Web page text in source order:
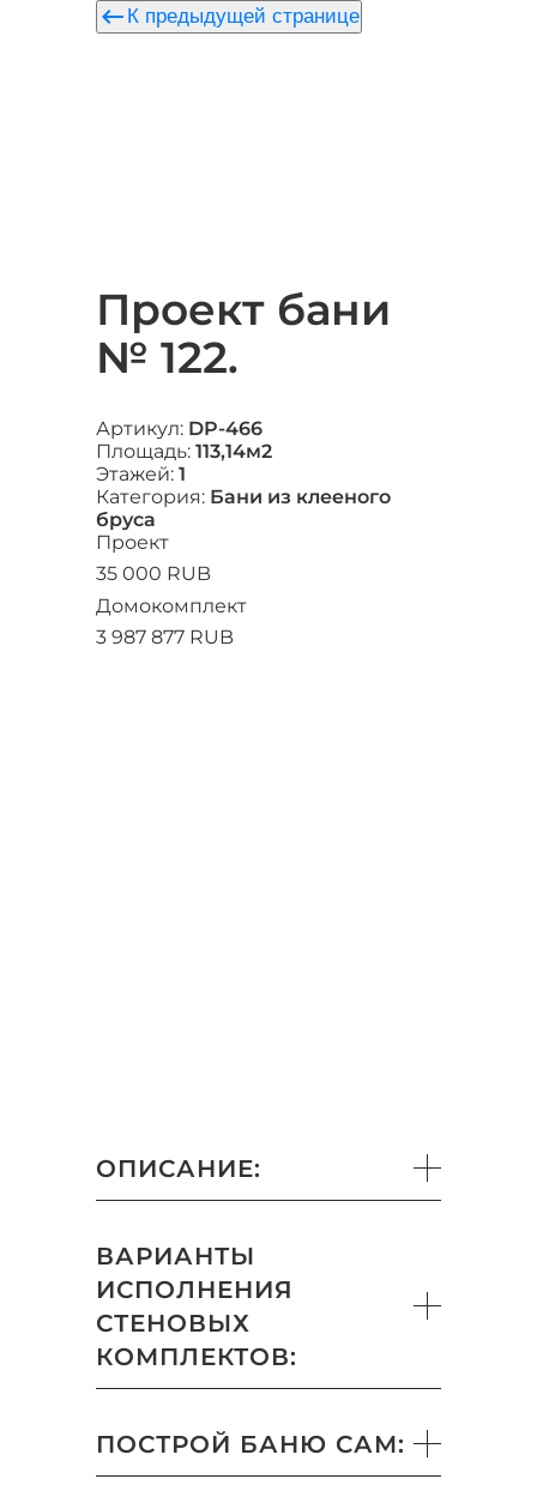
keyboard_backspace К предыдущей странице
Проект бани
№ 122.
Артикул: DP-466
Площадь: 113,14м2
Этажей: 1
Категория: Бани из клееного
бруса
Проект
35 000 RUB
Домокомплект
3 987 877 RUB
ОПИСАНИЕ:
ВАРИАНТЫ
ИСПОЛНЕНИЯ
СТЕНОВЫХ
КОМПЛЕКТОВ:
ПОСТРОЙ БАНЮ САМ: